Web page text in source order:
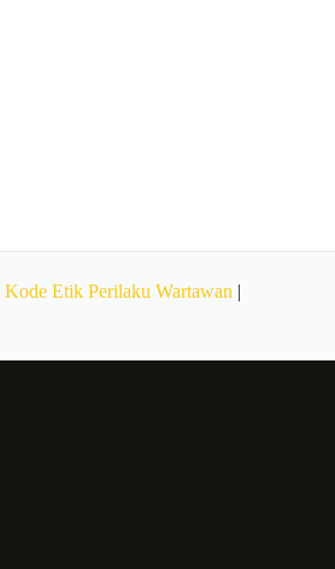
Kode Etik Perilaku Wartawan |